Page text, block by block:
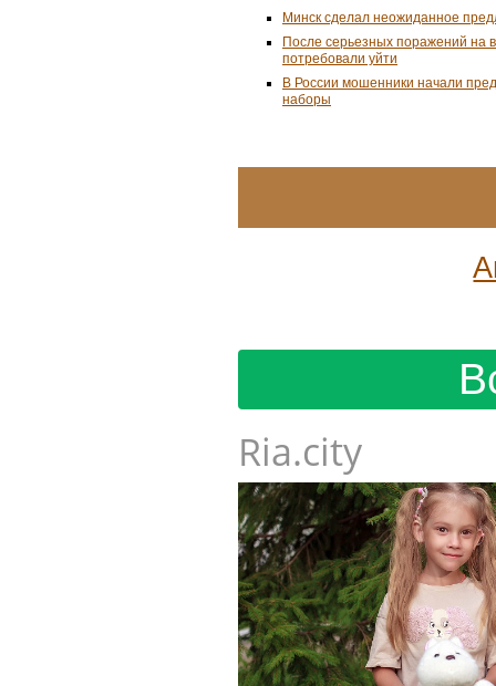
Минск сделал неожиданное
После серьезных поражений на
потребовали уйти
В России мошенники начали
наборы
Ria.city